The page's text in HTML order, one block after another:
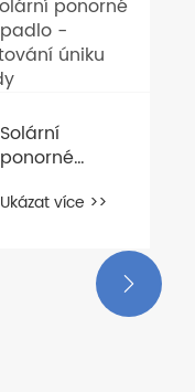
Solární
ponorné
testování
Ukázat více >>
